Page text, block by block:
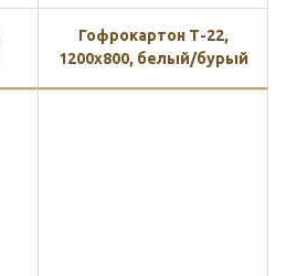
Гофрокартон Т-22,
1200х800, белый/бурый